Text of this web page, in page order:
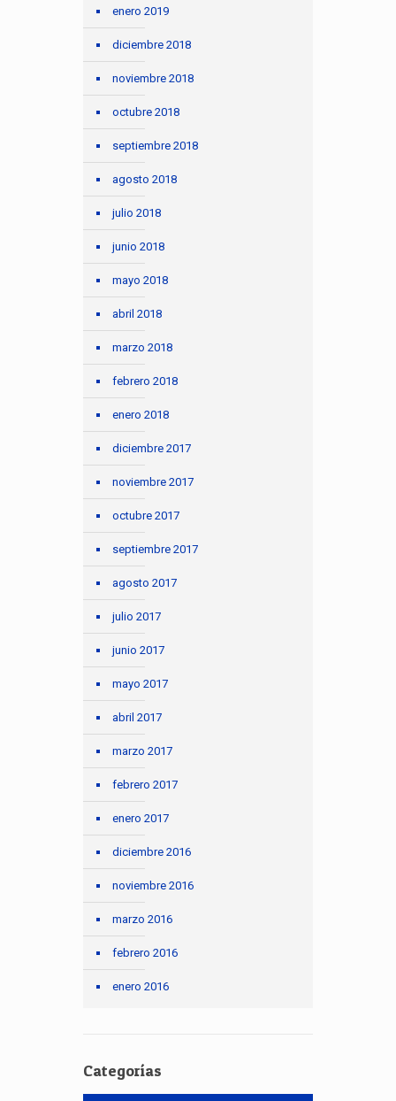
enero 2019
diciembre 2018
noviembre 2018
octubre 2018
septiembre 2018
agosto 2018
julio 2018
junio 2018
mayo 2018
abril 2018
marzo 2018
febrero 2018
enero 2018
diciembre 2017
noviembre 2017
octubre 2017
septiembre 2017
agosto 2017
julio 2017
junio 2017
mayo 2017
abril 2017
marzo 2017
febrero 2017
enero 2017
diciembre 2016
noviembre 2016
marzo 2016
febrero 2016
enero 2016
Categorías